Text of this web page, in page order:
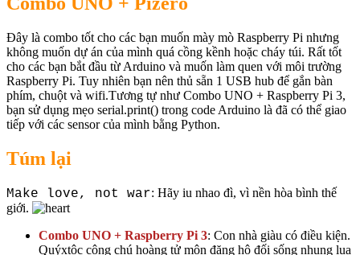
Đây là combo tốt cho các bạn muốn mày mò Raspberry Pi nhưng
không muốn dự án của mình quá cồng kềnh hoặc cháy túi. Rất tốt
cho các bạn bắt đầu từ Arduino và muốn làm quen với môi trường
Raspberry Pi. Tuy nhiên bạn nên thủ sẵn 1 USB hub để gắn bàn
phím, chuột và wifi.Tương tự như Combo UNO + Raspberry Pi 3,
bạn sử dụng mẹo serial.print() trong code Arduino là đã có thể giao
tiếp với các sensor của mình bằng Python.
Túm lại
Make love, not war: Hãy iu nhao đì, vì nền hòa bình thế
giới.
Combo UNO + Raspberry Pi 3: Con nhà giàu có điều kiện.
Quýxtộc công chú hoàng tử môn đăng hộ đối sống nhung lụa